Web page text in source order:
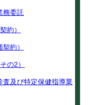
務委託
約）
約）
の2）
査及び特定保健指導業